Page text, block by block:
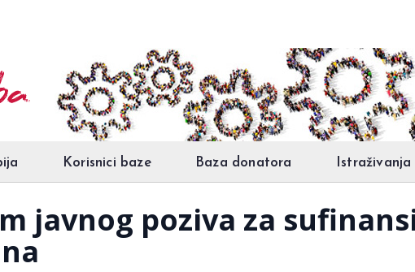
Korisnici baze Baza donatora Istraživanja
javnog poziva za